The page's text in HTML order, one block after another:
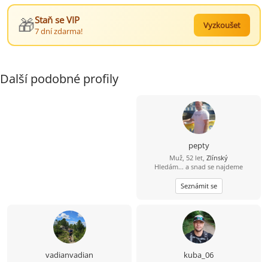
🎁Staň se VIP
7 dní zdarma!
Vyzkoušet
Další podobné profily
pepty
Muž, 52 let, Zlínský
Hledám... a snad se najdeme
Seznámit se
vadianvadian kuba_06